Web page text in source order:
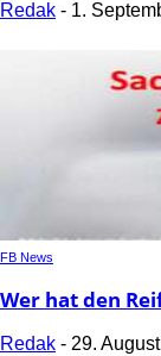
Redak - 1.
FB News
Wer hat den
Redak - 29.